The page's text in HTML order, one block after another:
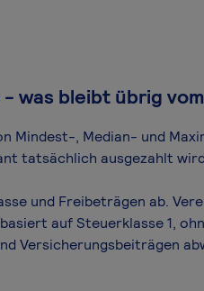
was bleibt übrig
, Median- und
tatsächlich ausgezahlt
und Freibeträgen ab.
auf Steuerklasse 1,
Versicherungsbeiträgen